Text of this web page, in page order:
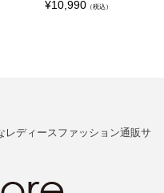
¥10,990 （税込）
レディースファッション通販サ